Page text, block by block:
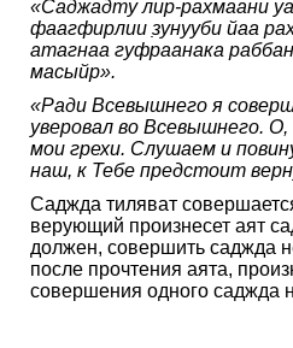
«Саджадту лир-рахмаани
фаагфирлии з̣унууби йаа
атагнаа гуфраанака
масыйр».
«Ради Всевышнего я
уверовал во Всевышнего.
мои грехи. Слушаем и
наш, к Тебе предстоит
Саджда тиляват
верующий произнесет аят
должен, совершить саджда
после прочтения аята,
совершения одного саджда